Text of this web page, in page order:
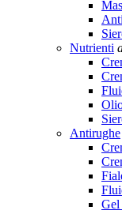
Nutrienti
Antirughe
Gel